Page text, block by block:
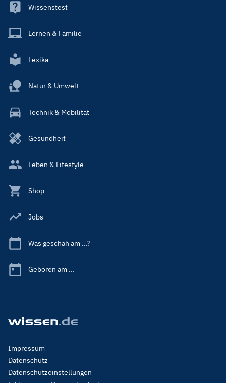
Wissenstest
Lernen & Familie
Lexika
Natur & Umwelt
Technik & Mobilität
Gesundheit
Leben & Lifestyle
Shop
Jobs
Was geschah am ...?
Geboren am ...
Footer
Menu
Legal
Impressum
Datenschutz
Datenschutzeinstellungen